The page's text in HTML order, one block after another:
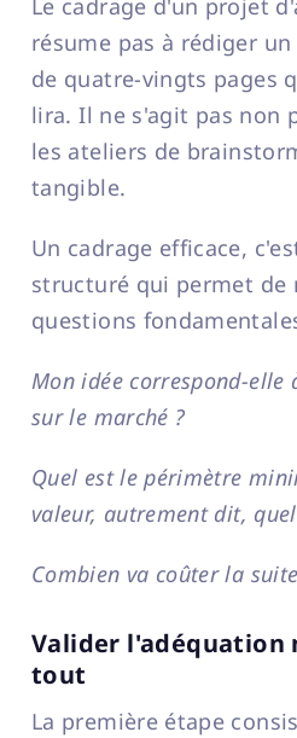
Le cadrage d'un projet
résume pas à rédiger
de quatre-vingts pages
lira. Il ne s'agit pas non
les ateliers de
tangible.
Un cadrage efficace,
structuré qui permet de
questions
Mon idée correspond-elle
sur le marché ?
Quel est le périmètre
valeur, autrement dit,
Combien va coûter la
Valider l'adéquation
tout
La première étape